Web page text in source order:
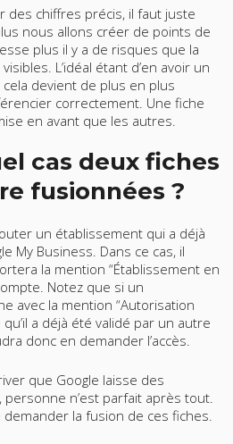
des chiffres précis, il faut juste
nous allons créer de points de
plus il y a de risques que la
L’idéal étant d’en avoir un
devient de plus en plus
correctement. Une fiche
en avant que les autres.
cas deux fiches
fusionnées ?
un établissement qui a déjà
My Business. Dans ce cas, il
la mention “Établissement en
Notez que si un
avec la mention “Autorisation
a déjà été validé par un autre
donc en demander l’accès.
que Google laisse des
n’est parfait après tout.
la fusion de ces fiches.